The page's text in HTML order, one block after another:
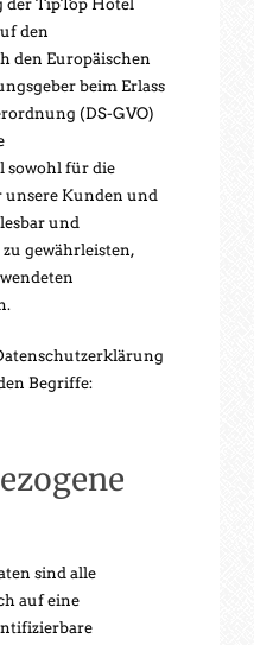
der TipTop Hotel
den
den Europäischen
beim Erlass
(DS-GVO)
sowohl für die
Kunden und
und
gewährleisten,
Begriffe:
sind alle
auf eine